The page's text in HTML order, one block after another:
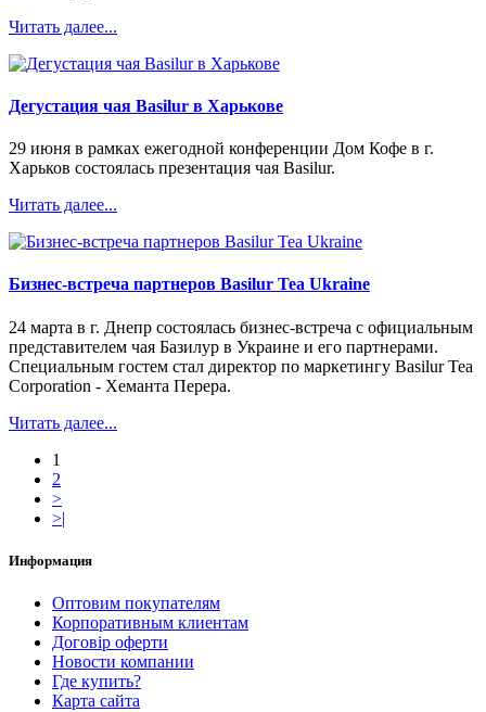
Читать далее...
Дегустация чая Вasilur в Харькове
29 июня в рамках ежегодной конференции Дом Кофе в г.
Харьков состоялась презентация чая Вasilur.
Читать далее...
Бизнес-встреча партнеров Basilur Tea Ukraine
24 марта в г. Днепр состоялась бизнес-встреча с официальным
представителем чая Базилур в Украине и его партнерами.
Специальным гостем стал директор по маркетингу Basilur Tea
Corporation - Хеманта Перера.
Читать далее...
1
2
>
>|
Информация
Оптовим покупателям
Корпоративным клиентам
Договір оферти
Новости компании
Где купить?
Карта сайта